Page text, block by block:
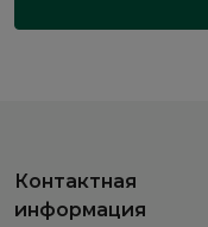
Контактная
информация